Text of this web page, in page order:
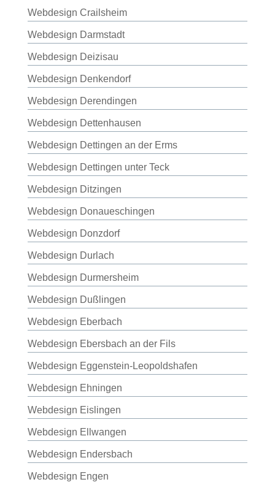
Webdesign Crailsheim
Webdesign Darmstadt
Webdesign Deizisau
Webdesign Denkendorf
Webdesign Derendingen
Webdesign Dettenhausen
Webdesign Dettingen an der Erms
Webdesign Dettingen unter Teck
Webdesign Ditzingen
Webdesign Donaueschingen
Webdesign Donzdorf
Webdesign Durlach
Webdesign Durmersheim
Webdesign Dußlingen
Webdesign Eberbach
Webdesign Ebersbach an der Fils
Webdesign Eggenstein-Leopoldshafen
Webdesign Ehningen
Webdesign Eislingen
Webdesign Ellwangen
Webdesign Endersbach
Webdesign Engen